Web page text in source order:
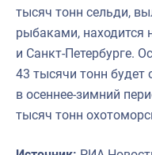
тысяч тонн сельди,
рыбаками, находится
и Санкт-Петербурге.
43 тысячи тонн будет
в осеннее-зимний
тысяч тонн